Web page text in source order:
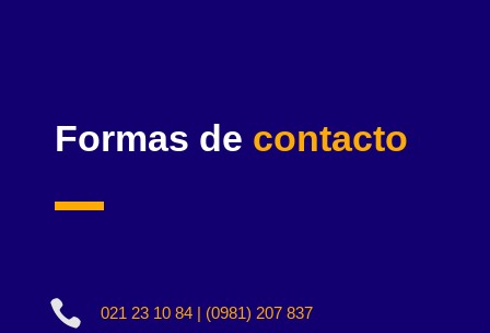
Formas de contacto
 021 23 10 84 | (0981) 207 837